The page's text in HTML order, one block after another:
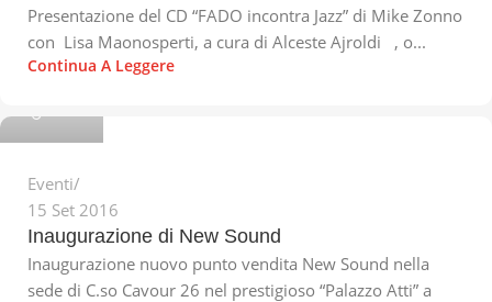
Presentazione del CD “FADO incontra Jazz” di Mike Zonno
con Lisa Maonosperti, a cura di Alceste Ajroldi , o...
Continua A Leggere
Eventi
15 Set 2016
Inaugurazione di New Sound
Inaugurazione nuovo punto vendita New Sound nella
sede di C.so Cavour 26 nel prestigioso “Palazzo Atti” a